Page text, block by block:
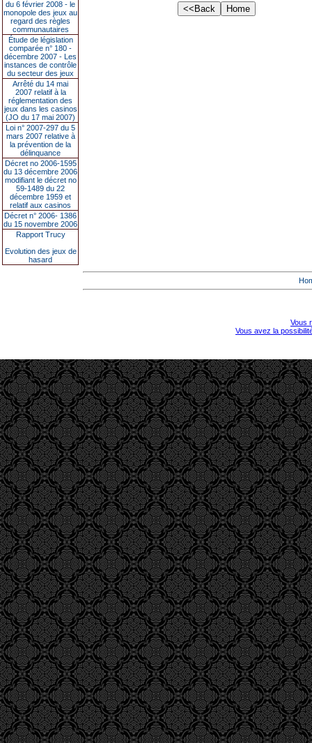
du 6 février 2008 - le
monopole des jeux au
regard des règles
communautaires
Étude de législation
comparée n° 180 -
décembre 2007 - Les
instances de contrôle
du secteur des jeux
Arrêté du 14 mai
2007 relatif à la
réglementation des
jeux dans les casinos
(JO du 17 mai 2007)
Loi n° 2007-297 du 5
mars 2007 relative à
la prévention de la
délinquance
Décret no 2006-1595
du 13 décembre 2006
modifiant le décret no
59-1489 du 22
décembre 1959 et
relatif aux casinos
Décret n° 2006- 1386
du 15 novembre 2006
Rapport Trucy
Evolution des jeux de
hasard
Vous
Vous avez la